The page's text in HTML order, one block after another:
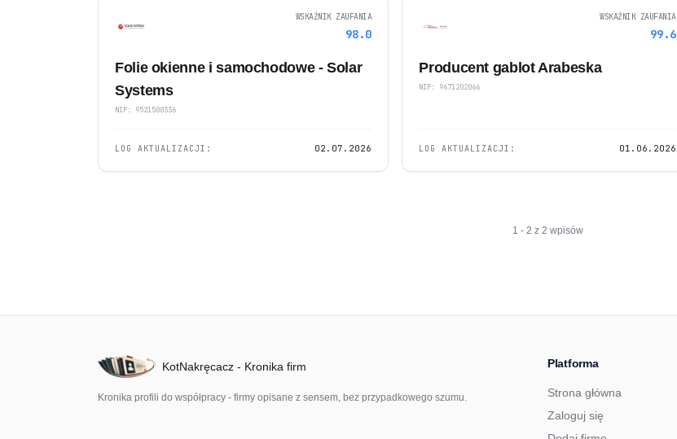
WSKAŹNIK ZAUFANIA
98.0
Folie okienne i samochodowe - Solar
Systems
NIP: 9521500336
LOG AKTUALIZACJI: 02.07.2026
WSKAŹNIK ZAUFANIA
99.6
Producent gablot Arabeska
NIP: 9671202066
LOG AKTUALIZACJI: 01.06.2026
1 - 2 z 2 wpisów
KotNakręcacz - Kronika firm
Kronika profili do współpracy - firmy opisane z sensem, bez przypadkowego szumu.
Platforma
Strona główna
Zaloguj się